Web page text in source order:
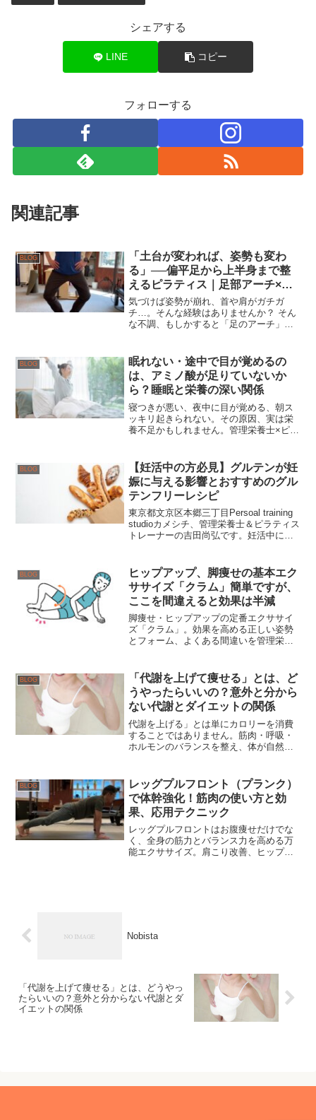
シェアする
LINE コピー
フォローする
関連記事
BLOG
「土台が変われば、姿勢も変わ
る」──偏平足から上半身まで整
えるピラティス｜足部アーチ×全
身連動アプローチ
気づけば姿勢が崩れ、首や肩がガチガ
チ…。そんな経験はありませんか？ そん
な不調、もしかすると「足のアーチ」が
支える“土台”です。
BLOG
眠れない・途中で目が覚めるの
は、アミノ酸が足りていないか
ら？睡眠と栄養の深い関係
寝つきが悪い、夜中に目が覚める、朝ス
ッキリ起きられない。その原因、実は栄
養不足かもしれません。管理栄養士×ピラ
るアミノ酸をわかりやすく解説します。
BLOG
【妊活中の方必見】グルテンが妊
娠に与える影響とおすすめのグル
テンフリーレシピ
東京都文京区本郷三丁目Persoal training
studioカメシチ、管理栄養士＆ピラティス
トレーナーの吉田尚弘です。妊活中に
「グルテンフリー」。パンやパスタな
ど...
BLOG
ヒップアップ、脚痩せの基本エク
ササイズ「クラム」簡単ですが、
ここを間違えると効果は半減
脚痩せ・ヒップアップの定番エクササイ
ズ「クラム」。効果を高める正しい姿勢
とフォーム、よくある間違いを管理栄養
メシチ。
BLOG
「代謝を上げて痩せる」とは、ど
うやったらいいの？意外と分から
ない代謝とダイエットの関係
代謝を上げる」とは単にカロリーを消費
することではありません。筋肉・呼吸・
ホルモンのバランスを整え、体が自然に
が、健康的に痩せるための“代謝アップの
本質”を解説します。
BLOG
レッグプルフロント（プランク）
で体幹強化！筋肉の使い方と効
果、応用テクニック
レッグプルフロントはお腹痩せだけでな
く、全身の筋力とバランス力を高める万
能エクササイズ。肩こり改善、ヒップア
Nobista
「代謝を上げて痩せる」とは、どうやっ
たらいいの？意外と分からない代謝とダ
イエットの関係